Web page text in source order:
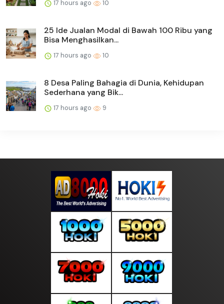
17 hours ago 10
25 Ide Jualan Modal di Bawah 100 Ribu yang
Bisa Menghasilkan...
17 hours ago 10
8 Desa Paling Bahagia di Dunia, Kehidupan
Sederhana yang Bik...
17 hours ago 9